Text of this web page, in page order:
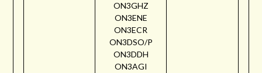
ON3GHZ
ON3ENE
ON3ECR
ON3DSO/P
ON3DDH
ON3AGI